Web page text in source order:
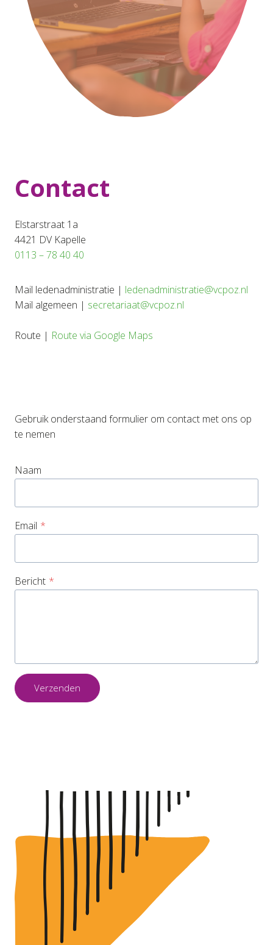
Contact
Elstarstraat 1a
4421 DV Kapelle
0113 – 78 40 40
Mail ledenadministratie | ledenadministratie@vcpoz.nl
Mail algemeen | secretariaat@vcpoz.nl
Route | Route via Google Maps
Gebruik onderstaand formulier om contact met ons op
te nemen
Naam
Email *
Bericht *
Verzenden